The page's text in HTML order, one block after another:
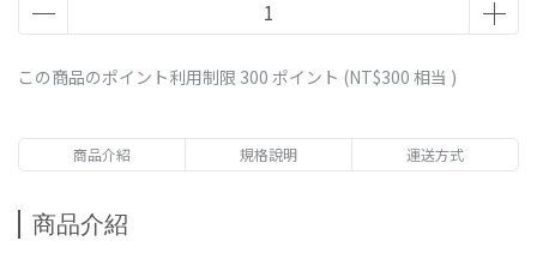
この商品のポイント利用制限 300 ポイント (NT$300 相当 )
商品介紹 規格說明 運送方式
商品介紹